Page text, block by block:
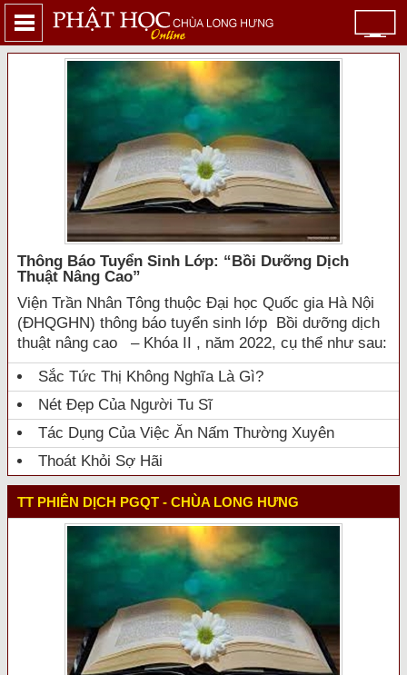
Thông Báo Tuyển Sinh Lớp: “bồi Dưỡng Dịch
Thuật Nâng Cao”
Viện Trần Nhân Tông thuộc Đại học Quốc gia Hà Nội
(ĐHQGHN) thông báo tuyển sinh lớp Bồi dưỡng dịch
thuật nâng cao – Khóa II , năm 2022, cụ thể như sau:
Sắc Tức Thị Không Nghĩa Là Gì?
Nét Đẹp Của Người Tu Sĩ
Tác Dụng Của Việc Ăn Nấm Thường Xuyên
Thoát Khỏi Sợ Hãi
TT PHIÊN DỊCH PGQT - CHÙA LONG HƯNG